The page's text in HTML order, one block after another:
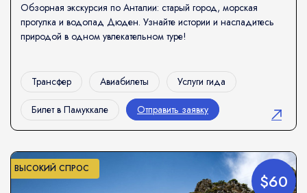
Обзорная экскурсия по Анталии: старый город, морская
прогулка и водопад Дюден. Узнайте истории и насладитесь
природой в одном увлекательном туре!
Трансфер Авиабилеты Услуги гида
Билет в Памуккале Отправить заявку
$60
ВЫСОКИЙ СПРОС